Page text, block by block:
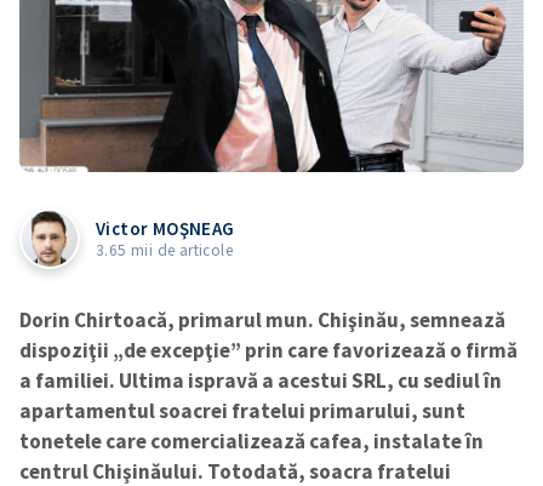
Victor MOŞNEAG
3.65 mii de articole
Dorin Chirtoacă, primarul mun. Chişinău, semnează
dispoziţii „de excepţie” prin care favorizează o firmă
a familiei. Ultima ispravă a acestui SRL, cu sediul în
apartamentul soacrei fratelui primarului, sunt
tonetele care comercializează cafea, instalate în
centrul Chişinăului. Totodată, soacra fratelui